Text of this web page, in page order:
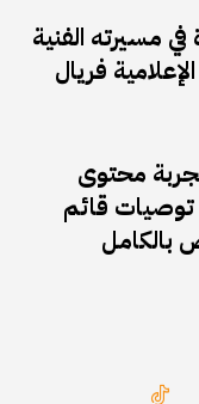
مسيرته الفنية
فريال
محتوى
قائم
بالكامل